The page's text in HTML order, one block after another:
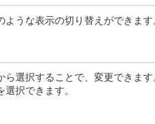
うな表示の切り替えができます
選択することで、変更できます
択できます。